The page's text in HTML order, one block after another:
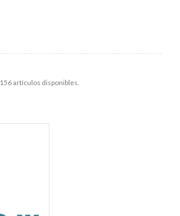
. 156 artículos disponibles.